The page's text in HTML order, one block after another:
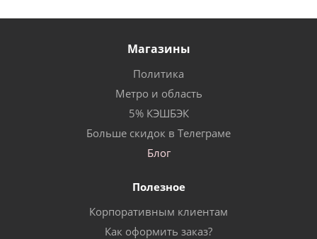
Магазины
Политика
Метро и область
5% КЭШБЭК
Больше скидок в Телеграме
Блог
Полезное
Корпоративным клиентам
Как оформить заказ?